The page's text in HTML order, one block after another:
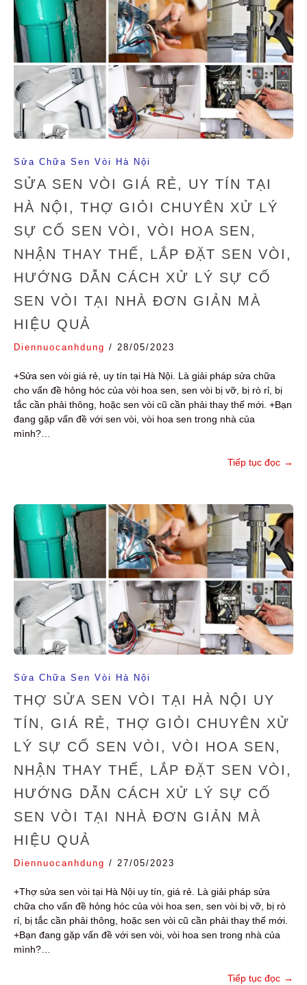
Sửa Chữa Sen Vòi Hà Nội
SỬA SEN VÒI GIÁ RẺ, UY TÍN TẠI
HÀ NỘI, THỢ GIỎI CHUYÊN XỬ LÝ
SỰ CỐ SEN VÒI, VÒI HOA SEN,
NHẬN THAY THẾ, LẮP ĐẶT SEN VÒI,
HƯỚNG DẪN CÁCH XỬ LÝ SỰ CỐ
SEN VÒI TẠI NHÀ ĐƠN GIẢN MÀ
HIỆU QUẢ
Diennuocanhdung / 28/05/2023
+Sửa sen vòi giá rẻ, uy tín tại Hà Nội. Là giải pháp sửa chữa
cho vấn đề hỏng hóc của vòi hoa sen, sen vòi bị vỡ, bị rò rỉ, bị
tắc cần phải thông, hoặc sen vòi cũ cần phải thay thế mới. +Bạn
đang gặp vấn đề với sen vòi, vòi hoa sen trong nhà của
mình?…
Tiếp tục đọc →
Sửa Chữa Sen Vòi Hà Nội
THỢ SỬA SEN VÒI TẠI HÀ NỘI UY
TÍN, GIÁ RẺ, THỢ GIỎI CHUYÊN XỬ
LÝ SỰ CỐ SEN VÒI, VÒI HOA SEN,
NHẬN THAY THẾ, LẮP ĐẶT SEN VÒI,
HƯỚNG DẪN CÁCH XỬ LÝ SỰ CỐ
SEN VÒI TẠI NHÀ ĐƠN GIẢN MÀ
HIỆU QUẢ
Diennuocanhdung / 27/05/2023
+Thợ sửa sen vòi tại Hà Nội uy tín, giá rẻ. Là giải pháp sửa
chữa cho vấn đề hỏng hóc của vòi hoa sen, sen vòi bị vỡ, bị rò
rỉ, bị tắc cần phải thông, hoặc sen vòi cũ cần phải thay thế mới.
+Bạn đang gặp vấn đề với sen vòi, vòi hoa sen trong nhà của
mình?…
Tiếp tục đọc →